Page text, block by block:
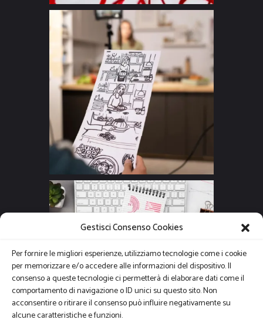
Gestisci Consenso Cookies
Per fornire le migliori esperienze, utilizziamo tecnologie come i cookie
per memorizzare e/o accedere alle informazioni del dispositivo. Il
consenso a queste tecnologie ci permetterà di elaborare dati come il
comportamento di navigazione o ID unici su questo sito. Non
acconsentire o ritirare il consenso può influire negativamente su
alcune caratteristiche e funzioni.